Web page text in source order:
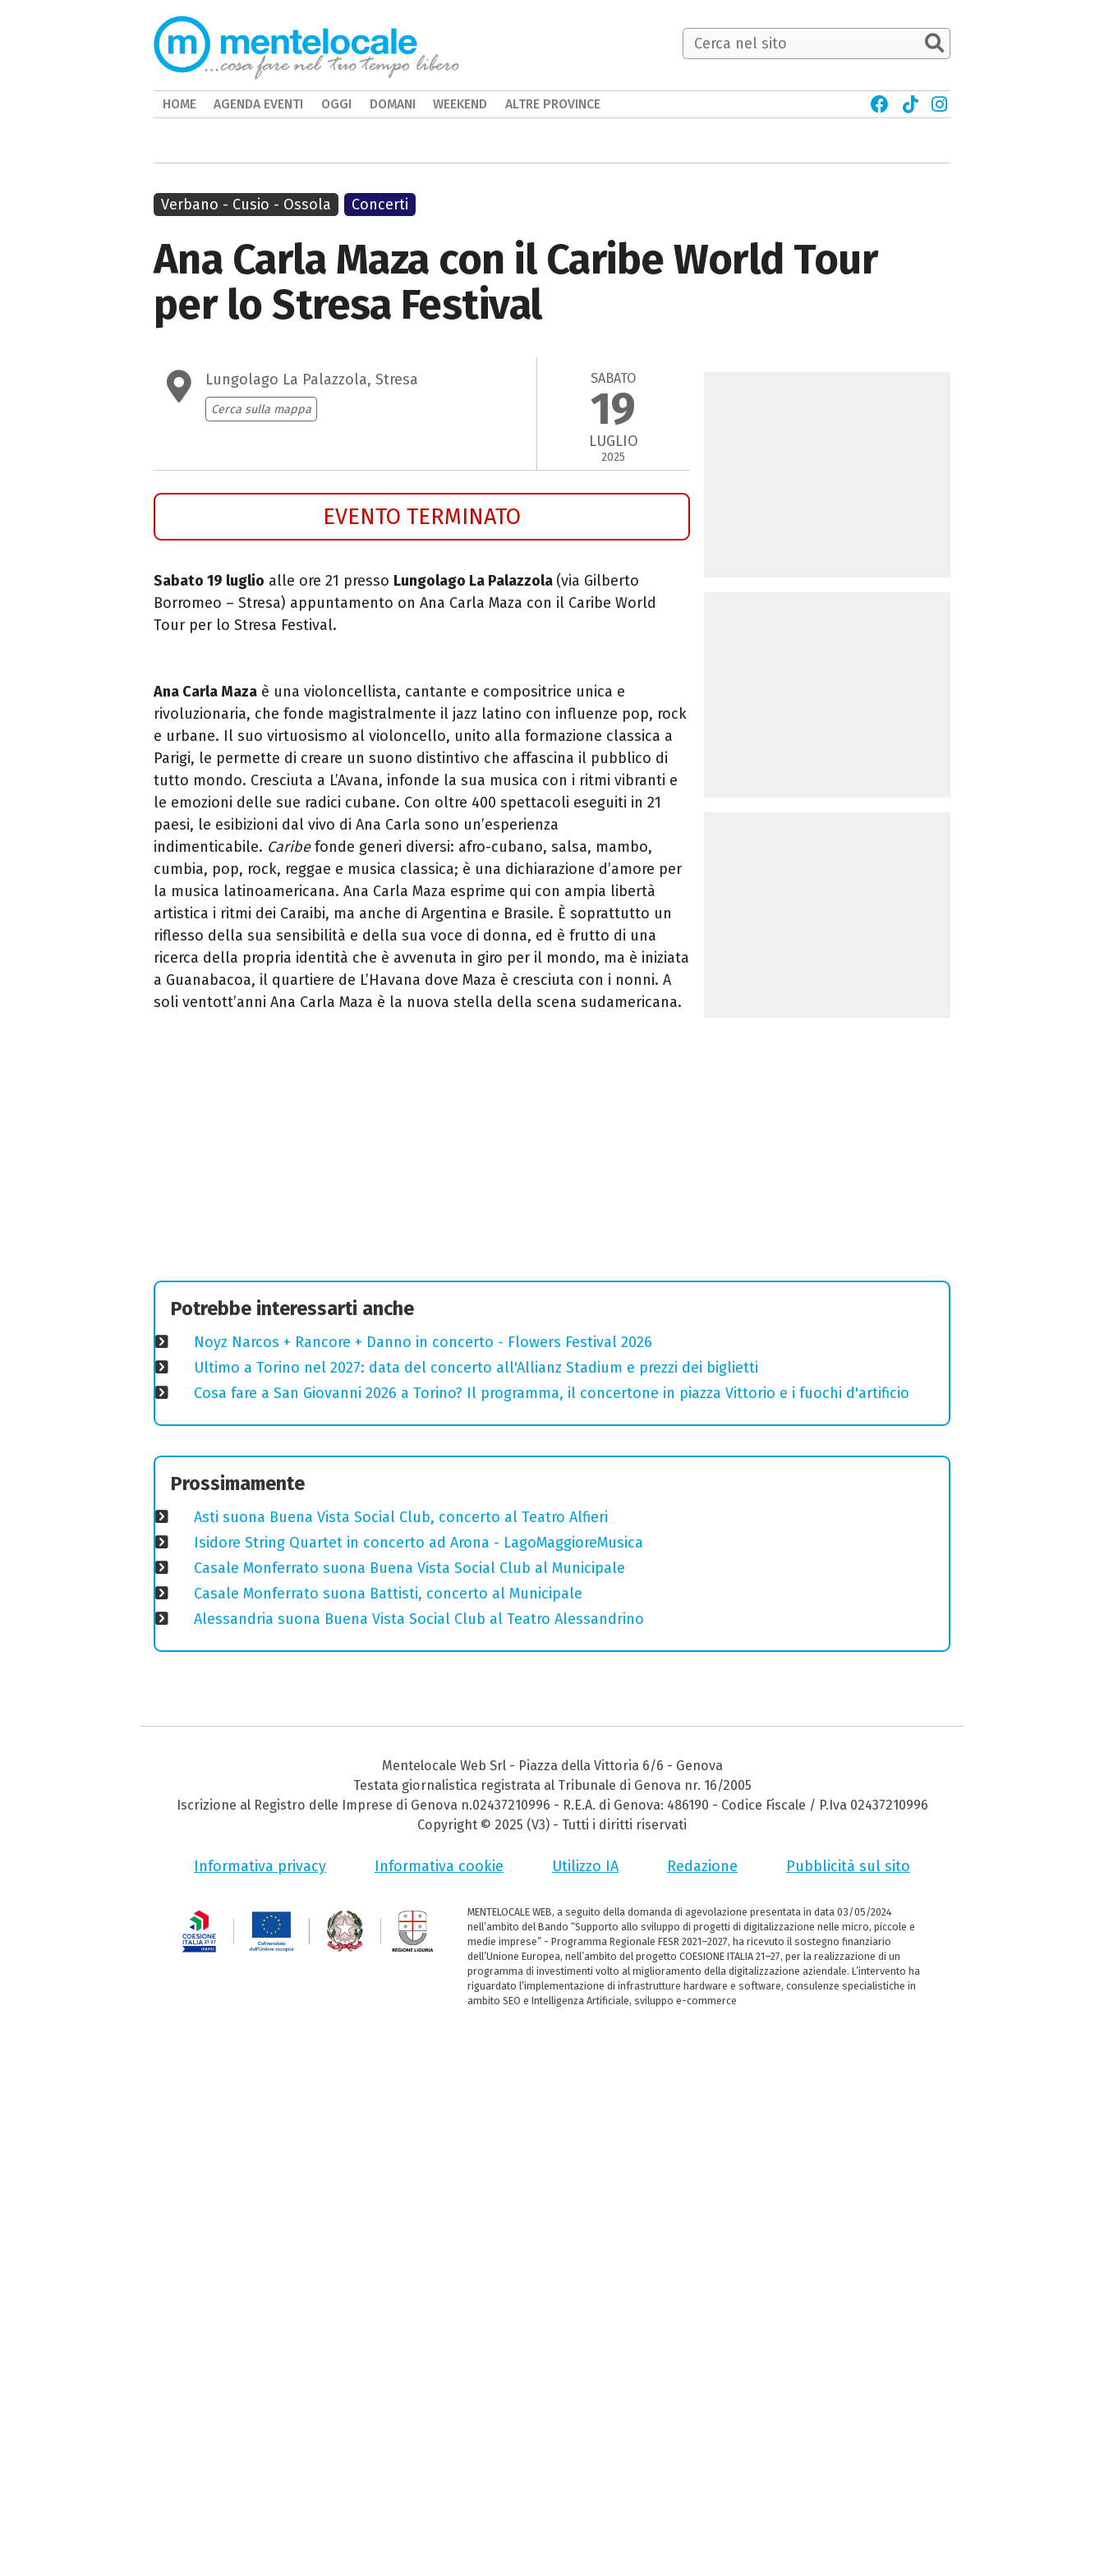
Ana Carla Maza con il Caribe World Tour
per lo Stresa Festival
Lungolago La Palazzola, Stresa
Cerca sulla mappa
SABATO
19
LUGLIO
2025
EVENTO TERMINATO
Sabato 19 luglio alle ore 21 presso Lungolago La Palazzola (via Gilberto
Borromeo – Stresa) appuntamento on Ana Carla Maza con il Caribe World
Tour per lo Stresa Festival.
Ana Carla Maza è una violoncellista, cantante e compositrice unica e
rivoluzionaria, che fonde magistralmente il jazz latino con influenze pop, rock
e urbane. Il suo virtuosismo al violoncello, unito alla formazione classica a
Parigi, le permette di creare un suono distintivo che affascina il pubblico di
tutto mondo. Cresciuta a L’Avana, infonde la sua musica con i ritmi vibranti e
le emozioni delle sue radici cubane. Con oltre 400 spettacoli eseguiti in 21
paesi, le esibizioni dal vivo di Ana Carla sono un’esperienza
indimenticabile. Caribefonde generi diversi: afro-cubano, salsa, mambo,
cumbia, pop, rock, reggae e musica classica; è una dichiarazione d’amore per
la musica latinoamericana. Ana Carla Maza esprime qui con ampia libertà
artistica i ritmi dei Caraibi, ma anche di Argentina e Brasile. È soprattutto un
riflesso della sua sensibilità e della sua voce di donna, ed è frutto di una
ricerca della propria identità che è avvenuta in giro per il mondo, ma è iniziata
a Guanabacoa, il quartiere de L’Havana dove Maza è cresciuta con i nonni. A
soli ventott’anni Ana Carla Maza è la nuova stella della scena sudamericana.
Verbano - Cusio - Ossola Concerti
Potrebbe interessarti anche
Noyz Narcos + Rancore + Danno in concerto - Flowers Festival 2026
Ultimo a Torino nel 2027: data del concerto all'Allianz Stadium e prezzi dei biglietti
Cosa fare a San Giovanni 2026 a Torino? Il programma, il concertone in piazza Vittorio e i fuochi d'artificio
Prossimamente
Asti suona Buena Vista Social Club, concerto al Teatro Alfieri
Isidore String Quartet in concerto ad Arona - LagoMaggioreMusica
Casale Monferrato suona Buena Vista Social Club al Municipale
Casale Monferrato suona Battisti, concerto al Municipale
Alessandria suona Buena Vista Social Club al Teatro Alessandrino
HOME AGENDA EVENTI OGGI DOMANI WEEKEND ALTRE PROVINCE
Mentelocale Web Srl - Piazza della Vittoria 6/6 - Genova
Testata giornalistica registrata al Tribunale di Genova nr. 16/2005
Iscrizione al Registro delle Imprese di Genova n.02437210996 - R.E.A. di Genova: 486190 - Codice Fiscale / P.Iva 02437210996
Copyright © 2025 (V3) - Tutti i diritti riservati
Informativa privacy Informativa cookie Utilizzo IA Redazione Pubblicità sul sito
MENTELOCALE WEB, a seguito della domanda di agevolazione presentata in data 03/05/2024
nell’ambito del Bando “Supporto allo sviluppo di progetti di digitalizzazione nelle micro, piccole e
medie imprese” - Programma Regionale FESR 2021–2027, ha ricevuto il sostegno finanziario
dell’Unione Europea, nell’ambito del progetto COESIONE ITALIA 21–27, per la realizzazione di un
programma di investimenti volto al miglioramento della digitalizzazione aziendale. L’intervento ha
riguardato l’implementazione di infrastrutture hardware e software, consulenze specialistiche in
ambito SEO e Intelligenza Artificiale, sviluppo e-commerce